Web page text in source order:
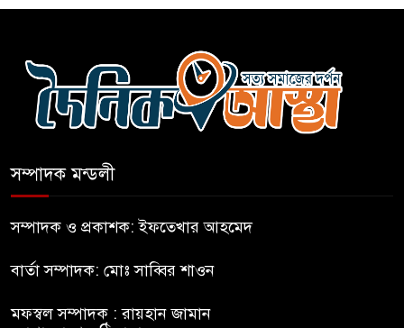
আহত-১০
বন্যায় পাটগ্রামে সড়ক ভেঙে
চালাচ্ছেন তারেক: কাদের সিদ্দিকী
জুলাই জাদুঘরে টিকিট জালিয়াতি!
সম্পাদক মন্ডলী
সম্পাদক ও প্রকাশক: ইফতেখার আহমেদ
বার্তা সম্পাদক: মোঃ সাব্বির শাওন
মফস্বল সম্পাদক : রায়হান জামান